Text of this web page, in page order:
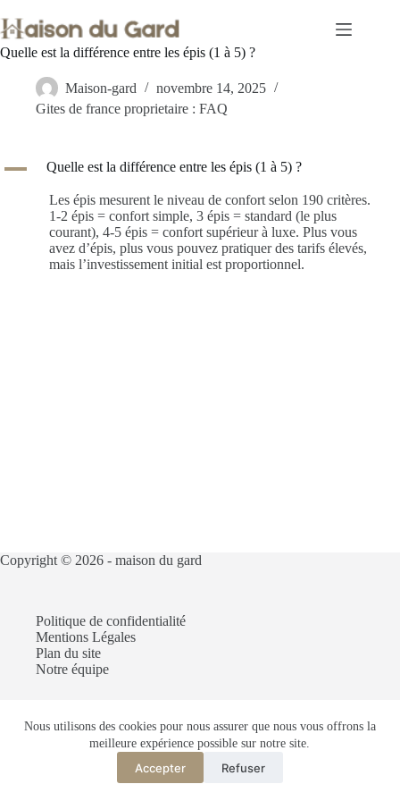
au
contenu
Nous utilisons des cookies pour nous assurer que nous vous offrons la
meilleure expérience possible sur notre site.
Accepter Refuser
Quelle est la différence entre les épis (1 à 5) ?
Maison-gard
novembre 14, 2025
Gites de france proprietaire : FAQ
A Quelle est la différence entre les épis (1 à 5) ?
Les épis mesurent le niveau de confort selon 190 critères.
1-2 épis = confort simple, 3 épis = standard (le plus
courant), 4-5 épis = confort supérieur à luxe. Plus vous
avez d’épis, plus vous pouvez pratiquer des tarifs élevés,
mais l’investissement initial est proportionnel.
Copyright © 2026 - maison du gard
Politique de confidentialité
Mentions Légales
Plan du site
Notre équipe
Articles recommandés :
Construire une villa dans la ville du Gard
Louer une partie de sa maison avec entrée indépendante
Truc de grand-mère pour vendre une maison dans le Gard